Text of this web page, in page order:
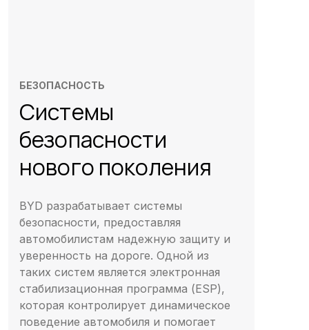
БЕЗОПАСНОСТЬ
Системы
безопасности
нового поколения
BYD разрабатывает системы
безопасности, предоставляя
автомобилистам надежную защиту и
уверенность на дороге. Одной из
таких систем является электронная
стабилизационная программа (ESP),
которая контролирует динамическое
поведение автомобиля и помогает